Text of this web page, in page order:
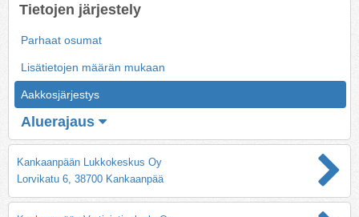
Tietojen järjestely
Parhaat osumat
Lisätietojen määrän mukaan
Aakkosjärjestys
Aluerajaus
Kankaanpään Lukkokeskus Oy
Lorvikatu 6, 38700 Kankaanpää